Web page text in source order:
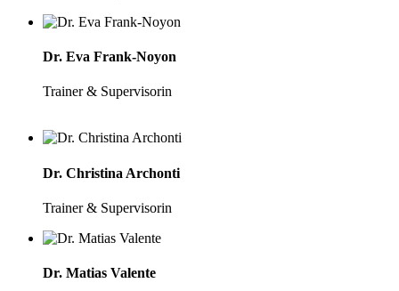
Dr. Eva Frank-Noyon
Trainer & Supervisorin
Dr. Christina Archonti
Trainer & Supervisorin
Dr. Matias Valente